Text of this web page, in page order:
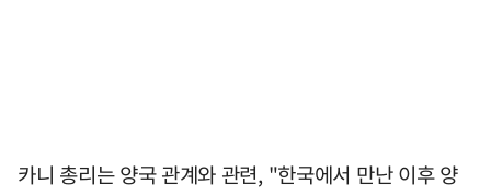
카니 총리는 양국 관계와 관련, "한국에서 만난 이후 양